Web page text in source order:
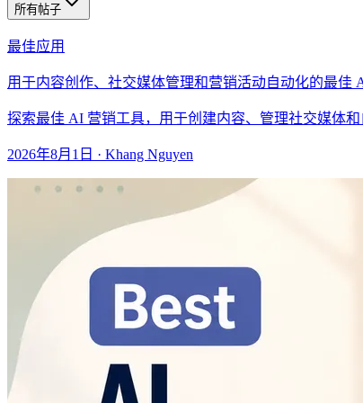
所有帖子
最佳应用
用于内容创作、社交媒体管理和营销活动自动化的最佳
探索最佳 AI 营销工具，用于创建内容、管理社交媒体
2026年8月1日 · Khang Nguyen